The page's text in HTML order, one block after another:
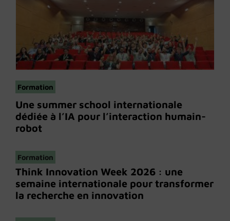
Formation
Une summer school internationale
dédiée à l’IA pour l’interaction humain-
robot
Formation
Think Innovation Week 2026 : une
semaine internationale pour transformer
la recherche en innovation